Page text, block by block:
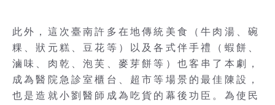
此外，這次臺南許多在地傳統美食（牛肉湯、碗
粿、狀元糕、豆花等）以及各式伴手禮（蝦餅、
滷味、肉乾、泡芙、麥芽餅等）也客串了本劇，
成為醫院急診室櫃台、超市等場景的最佳陳設，
也是造就小劉醫師成為吃貨的幕後功臣。為使民